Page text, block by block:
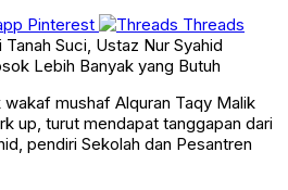
Pinterest Threads
wakaf mushaf Alquran Taqy Malik
up, turut mendapat tanggapan dari
pendiri Sekolah dan Pesantren